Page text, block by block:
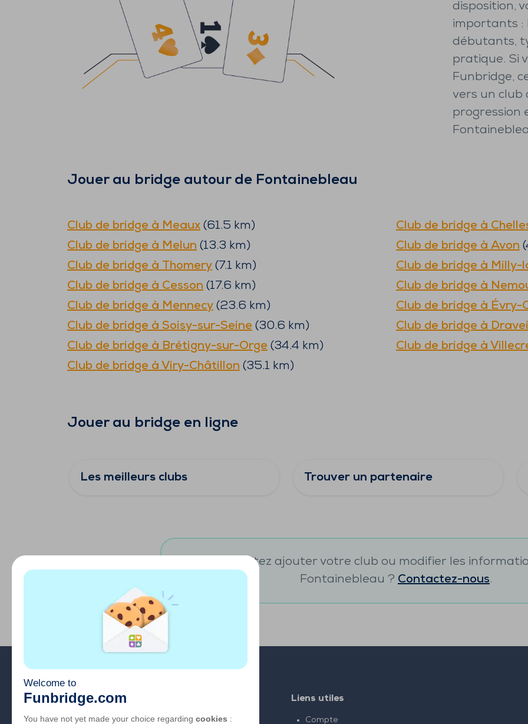
disposition,
importants :
débutants,
pratique. Si
Funbridge,
vers un
progression
Jouer au bridge autour de Fontainebleau
Club de bridge à Meaux (61.5 km) Club de bridge à
Club de bridge à Melun (13.3 km) Club de bridge à Avon (
Club de bridge à Thomery (7.1 km) Club de bridge à Milly-
Club de bridge à Cesson (17.6 km) Club de bridge à
Club de bridge à Mennecy (23.6 km) Club de bridge à Évry-
Club de bridge à Soisy-sur-Seine (30.6 km) Club de bridge à
Club de bridge à Brétigny-sur-Orge (34.4 km) Club de bridge à
Club de bridge à Viry-Châtillon (35.1 km)
Jouer au bridge en ligne
Les meilleurs clubs Trouver un partenaire
Vous souhaitez ajouter votre club ou modifier les
Fontainebleau ? Contactez-nous.
FAQ
Liens utiles
Compte